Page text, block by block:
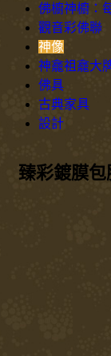
佛櫥神櫥：
觀音彩佛聯
神像
神龕祖龕大
佛具
古典家具
設計
臻彩鍍膜包